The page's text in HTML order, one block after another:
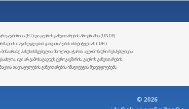
(EU) და გაეროს განვითარების პროგრამის (UNDP)
თავისუფლების განვითარების ინსტიტუტთან (IDFI)
პასუხისმგებელია მხოლოდ აჭარის ავტონომიური რესპუბლიკის
იგი არ გამოხატავდეს ევროკავშირის, გაეროს განვითარების
თავისუფლების განვითარების ინსტიტუტის შეხედულებებს.
© 2026